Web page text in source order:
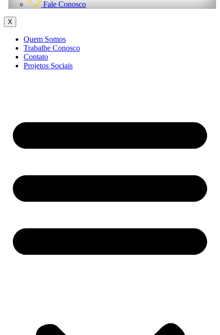
Fale Conosco
X
Quem Somos
Trabalhe Conosco
Contato
Projetos Sociais